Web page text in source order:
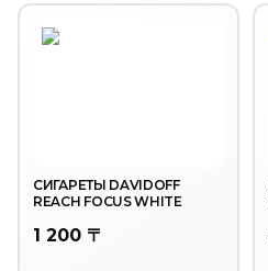
СИГАРЕТЫ DAVIDOFF
REACH FOCUS WHITE
1 200 〒